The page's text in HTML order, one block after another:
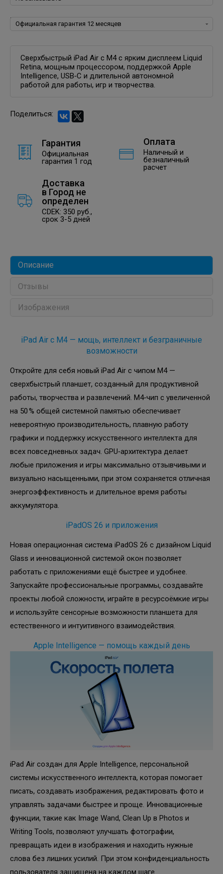
Гарантия:
Сверхбыстрый iPad Air с M4 с ярким дисплеем Liquid
Retina, мощным процессором, поддержкой Apple
Intelligence, USB‑C и длительной автономной
работой для работы, игр и творчества.
Поделиться:
Гарантия
Официальная
гарантия 1 год
Оплата
Наличный и
безналичный
расчет
Доставка
в Город не
определен
CDEK: 350 руб.,
срок 3-5 дней
Описание
Отзывы
Изображения
iPad Air с M4 — мощь, интеллект и безграничные
возможности
Откройте для себя новый iPad Air с чипом M4 —
сверхбыстрый планшет, созданный для продуктивной
работы, творчества и развлечений. M4‑чип с увеличенной
на 50 % общей системной памятью обеспечивает
невероятную производительность, плавную работу
графики и поддержку искусственного интеллекта для
всех повседневных задач. GPU‑архитектура делает
любые приложения и игры максимально отзывчивыми и
визуально насыщенными, при этом сохраняется отличная
энергоэффективность и длительное время работы
аккумулятора.
iPadOS 26 и приложения
Новая операционная система iPadOS 26 с дизайном Liquid
Glass и инновационной системой окон позволяет
работать с приложениями ещё быстрее и удобнее.
Запускайте профессиональные программы, создавайте
проекты любой сложности, играйте в ресурсоёмкие игры
и используйте сенсорные возможности планшета для
естественного и интуитивного взаимодействия.
Apple Intelligence — помощь каждый день
iPad Air создан для Apple Intelligence, персональной
системы искусственного интеллекта, которая помогает
писать, создавать изображения, редактировать фото и
управлять задачами быстрее и проще. Инновационные
функции, такие как Image Wand, Clean Up в Photos и
Writing Tools, позволяют улучшать фотографии,
превращать идеи в изображения и находить нужные
слова без лишних усилий. При этом конфиденциальность
пользователя защищена на каждом шаге.